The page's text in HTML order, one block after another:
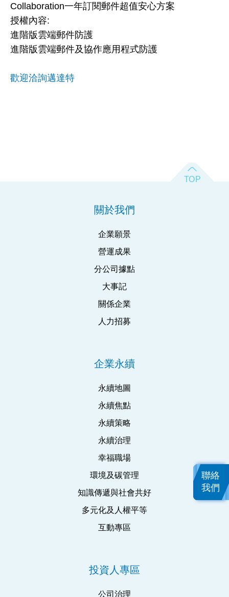
Collaboration一年訂閱郵件超值安心方案
授權內容:
進階版雲端郵件防護
進階版雲端郵件及協作應用程式防護
歡迎洽詢邁達特
關於我們
企業願景
營運成果
分公司據點
大事記
關係企業
人力招募
企業永續
永續地圖
永續焦點
永續策略
永續治理
幸福職場
環境及碳管理
知識傳遞與社會共好
多元化及人權平等
互動專區
投資人專區
公司治理
聯絡
我們